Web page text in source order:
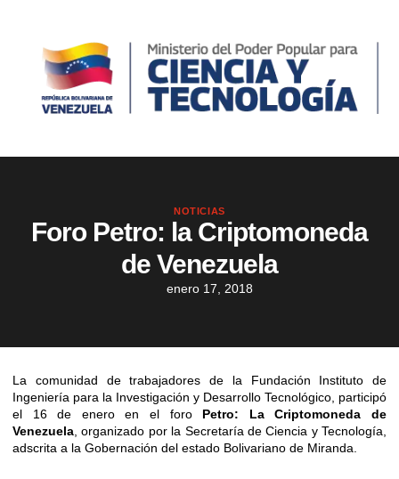
NOTICIAS
Foro Petro: la Criptomoneda
de Venezuela
enero 17, 2018
La comunidad de trabajadores de la Fundación Instituto de
Ingeniería para la Investigación y Desarrollo Tecnológico, participó
el 16 de enero en el foro Petro: La Criptomoneda de
Venezuela, organizado por la Secretaría de Ciencia y Tecnología,
adscrita a la Gobernación del estado Bolivariano de Miranda.